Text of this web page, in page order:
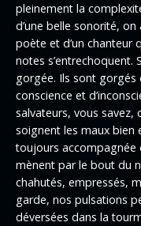
pleinement la
d’une belle sonorité, on
poète et d’un chanteur
notes s’entrechoquent.
gorgée. Ils sont gorgés
conscience et
salvateurs, vous savez,
soignent les maux bien
toujours accompagnée
mènent par le bout du
chahutés, empressés,
garde, nos pulsations
déversées dans la